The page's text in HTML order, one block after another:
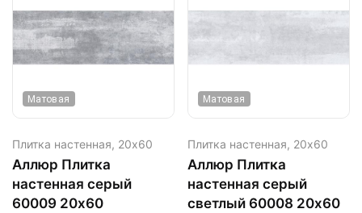
Матовая
Плитка настенная, 20х60
Аллюр Плитка
настенная серый
60009 20х60
Матовая
Плитка настенная, 20х60
Аллюр Плитка
настенная серый
светлый 60008 20х60